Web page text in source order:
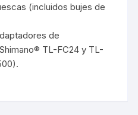
(incluidos bujes de
de
TL-FC24 y TL-